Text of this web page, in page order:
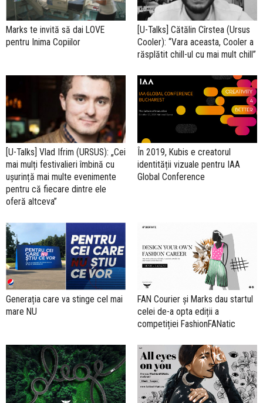
Marks te invită să dai LOVE
pentru Inima Copiilor
[U-Talks] Cătălin Cîrstea (Ursus
Cooler): “Vara aceasta, Cooler a
răsplătit chill-ul cu mai mult chill”
[U-Talks] Vlad Ifrim (URSUS): „Cei
mai mulți festivalieri îmbină cu
ușurință mai multe evenimente
pentru că fiecare dintre ele
oferă altceva”
În 2019, Kubis e creatorul
identității vizuale pentru IAA
Global Conference
Generația care va stinge cel mai
mare NU
FAN Courier și Marks dau startul
celei de-a opta ediții a
competiției FashionFANatic